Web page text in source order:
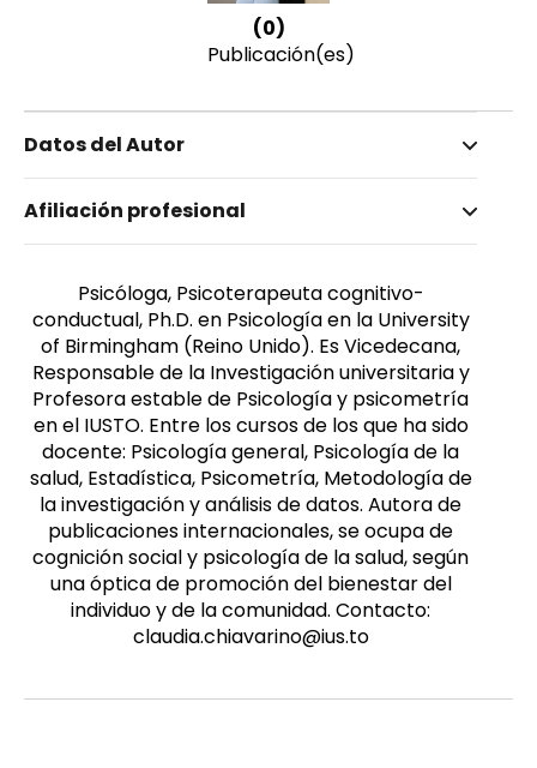
(0)
Publicación(es)
Datos del Autor
Chiavarino, Claudia
Femenino
Afiliación profesional
Psicóloga, Psicoterapeuta cognitivo-
conductual, Ph.D. en Psicología en la University
of Birmingham (Reino Unido). Es Vicedecana,
Responsable de la Investigación universitaria y
Profesora estable de Psicología y psicometría
en el IUSTO. Entre los cursos de los que ha sido
docente: Psicología general, Psicología de la
salud, Estadística, Psicometría, Metodología de
la investigación y análisis de datos. Autora de
publicaciones internacionales, se ocupa de
cognición social y psicología de la salud, según
una óptica de promoción del bienestar del
individuo y de la comunidad. Contacto:
claudia.chiavarino@ius.to